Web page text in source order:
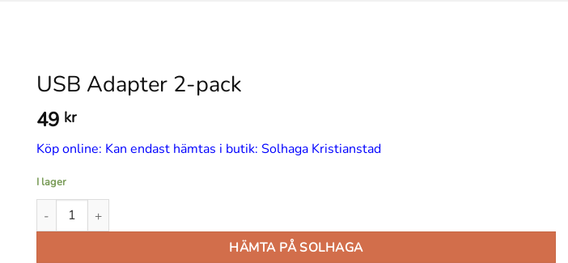
USB Adapter 2-pack
49 kr
Köp online: Kan endast hämtas i butik: Solhaga Kristianstad
I lager
USB Adapter 2-pack mängd
HÄMTA PÅ SOLHAGA